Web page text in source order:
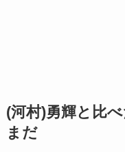
(河村)勇輝と比
まだ